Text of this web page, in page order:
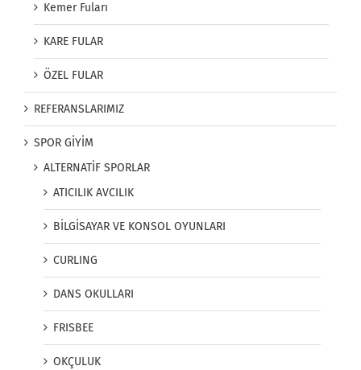
Kemer Fuları
KARE FULAR
ÖZEL FULAR
REFERANSLARIMIZ
SPOR GİYİM
ALTERNATİF SPORLAR
ATICILIK AVCILIK
BİLGİSAYAR VE KONSOL OYUNLARI
CURLING
DANS OKULLARI
FRISBEE
OKÇULUK